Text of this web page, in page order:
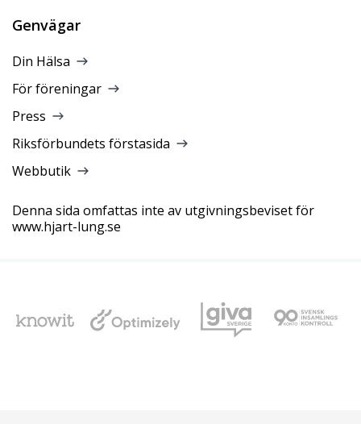
Genvägar
Din Hälsa
För föreningar
Press
Riksförbundets förstasida
Webbutik
Denna sida omfattas inte av utgivningsbeviset för
www.hjart-lung.se